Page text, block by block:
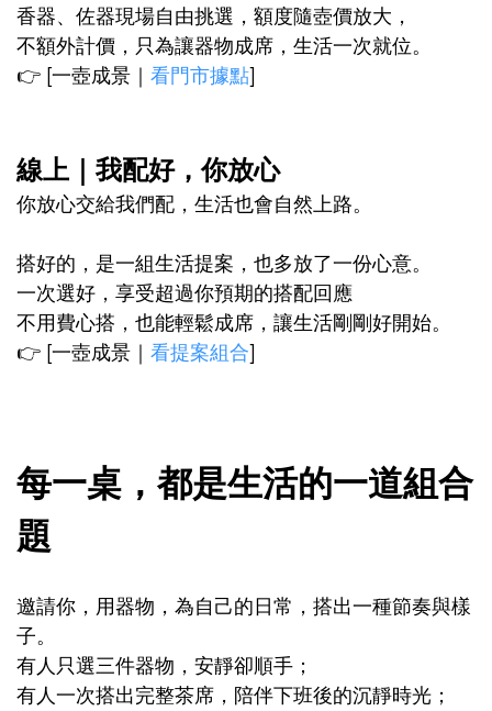
香器、佐器現場自由挑選，額度隨壺價放大，
不額外計價，只為讓器物成席，生活一次就位。
👉 [一壺成景｜ 看門市據點]
線上｜我配好，你放心
你放心交給我們配，生活也會自然上路。
搭好的，是一組生活提案，也多放了一份心意。
一次選好，享受超過你預期的搭配回應
不用費心搭，也能輕鬆成席，讓生活剛剛好開始。
👉 [一壺成景｜ 看提案組合]
每一桌，都是生活的一道組合
題
邀請你，用器物，為自己的日常，搭出一種節奏與樣
子。
有人只選三件器物，安靜卻順手；
有人一次搭出完整茶席，陪伴下班後的沉靜時光；